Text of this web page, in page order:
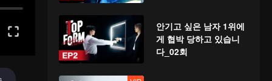
안기고 싶은 남자 1위에
게 협박 당하고 있습니
다_02회